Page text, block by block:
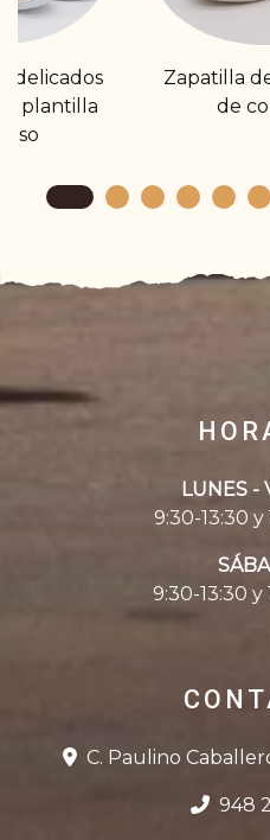
delicados
y plantilla
Zapatilla
de
LUNES -
9:30-13:30
9:30-13:30
C. Paulino
948